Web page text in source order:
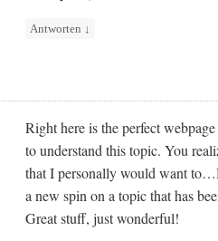
Antworten ↓
Right here is the perfect
to understand this topic. You
that I personally would want
a new spin on a topic that has
Great stuff, just wonderful!